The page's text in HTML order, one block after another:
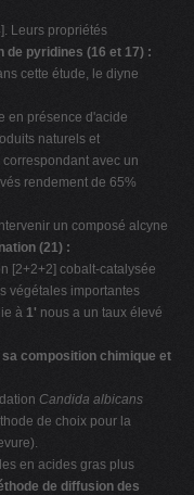
Leurs propriétés
de pyridines (16 et 17) :
cette étude, le diyne
en présence d'acide
naturels et
avec un
rendement de 65%
un composé alcyne
(21) :
[2+2+2] cobalt-catalysée
végétales importantes
à 1' nous a un taux élevé
composition chimique et
Candida albicans
de choix pour la
en acides gras plus
de diffusion des